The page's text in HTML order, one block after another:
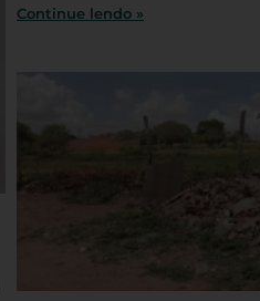
Continue lendo »